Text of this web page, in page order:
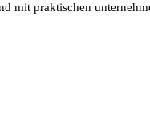
mit praktischen